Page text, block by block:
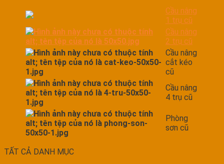
Cầu nâng
1 trụ cũ
Cầu nâng
2 trụ cũ
Cầu nâng
cắt kéo
cũ
Cầu nâng
4 trụ cũ
Phòng
sơn cũ
TẤT CẢ DANH MỤC